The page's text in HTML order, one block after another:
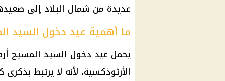
عديدة من شمال البلاد إلى
ما أهمية عيد دخول السيد
يحمل عيد دخول السيد المسيح
الأرثوذكسية، لأنه لا يرتبط